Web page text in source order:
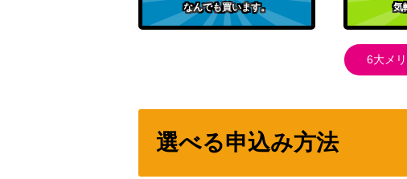
ゲッコー・モリア（SR/パラレル）【OP06-086】
マーシャル・D・ティーチ（SR/パラレル）【
カルガラ（L/パラレル）【OP08-098】
なんでも買います。
気
6大メ
選べる申込み方法